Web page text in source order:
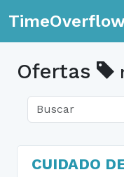
Ofertas
CUIDADO